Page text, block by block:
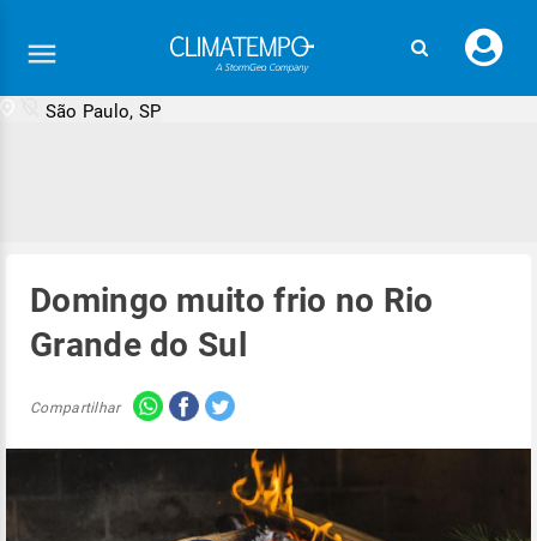
seu
São Paulo, SP
Domingo muito frio no Rio
Grande do Sul
Compartilhar